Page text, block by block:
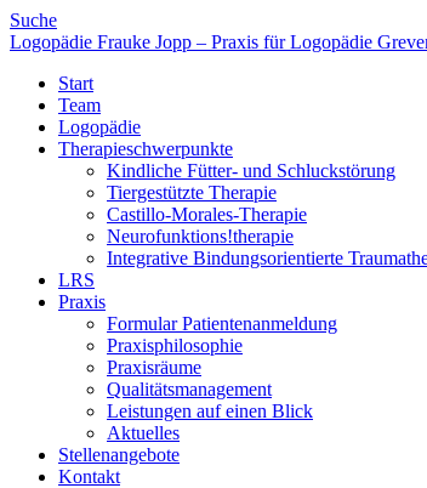
Suche
Logopädie Frauke Jopp – Praxis für Logopädie
Start
Team
Logopädie
Therapieschwerpunkte
Kindliche Fütter- und Schluckstörung
Tiergestützte Therapie
Castillo-Morales-Therapie
Neurofunktions!therapie
Integrative Bindungsorientierte
LRS
Praxis
Formular Patientenanmeldung
Praxisphilosophie
Praxisräume
Qualitätsmanagement
Leistungen auf einen Blick
Aktuelles
Stellenangebote
Kontakt